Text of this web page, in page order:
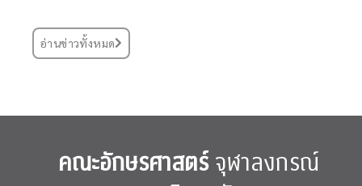
อ่านข่าวทั้งหมด
คณะอักษรศาสตร์จุฬาลงกรณ์